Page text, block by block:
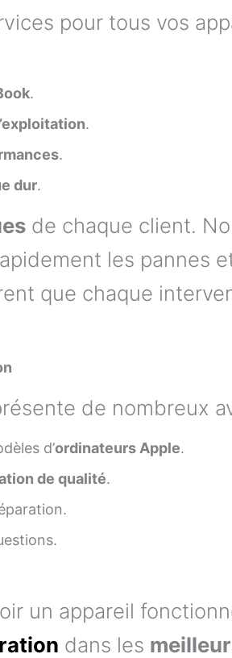
pour tous vos
.
.
.
dur.
de chaque client.
les pannes
que chaque
de nombreux
d’ordinateurs Apple.
de qualité.
un appareil
dans les